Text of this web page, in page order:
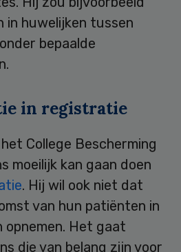
in huwelijken tussen
bepaalde
in registratie
College Bescherming
moeilijk kan gaan doen
. Hij wil ook niet dat
van hun patiënten in
opnemen. Het gaat
die van belang zijn voor